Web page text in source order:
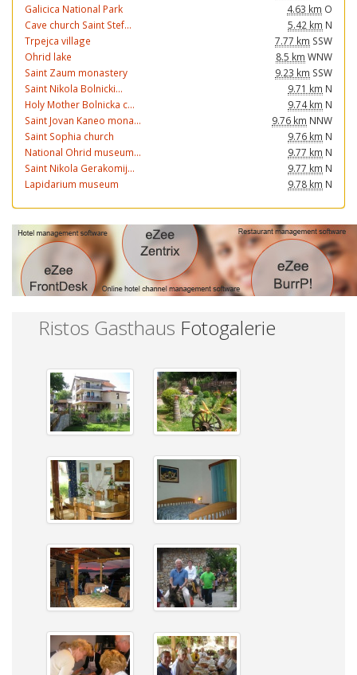
Galicica National Park
4.63 km O
Cave church Saint Stef...
5.42 km N
Trpejca village
7.77 km SSW
Ohrid lake
8.5 km WNW
Saint Zaum monastery
9.23 km SSW
Saint Nikola Bolnicki...
9.71 km N
Holy Mother Bolnicka c...
9.74 km N
Saint Jovan Kaneo mona...
9.76 km NNW
Saint Sophia church
9.76 km N
National Ohrid museum...
9.77 km N
Saint Nikola Gerakomij...
9.77 km N
Lapidarium museum
9.78 km N
Ristos Gasthaus Fotogalerie